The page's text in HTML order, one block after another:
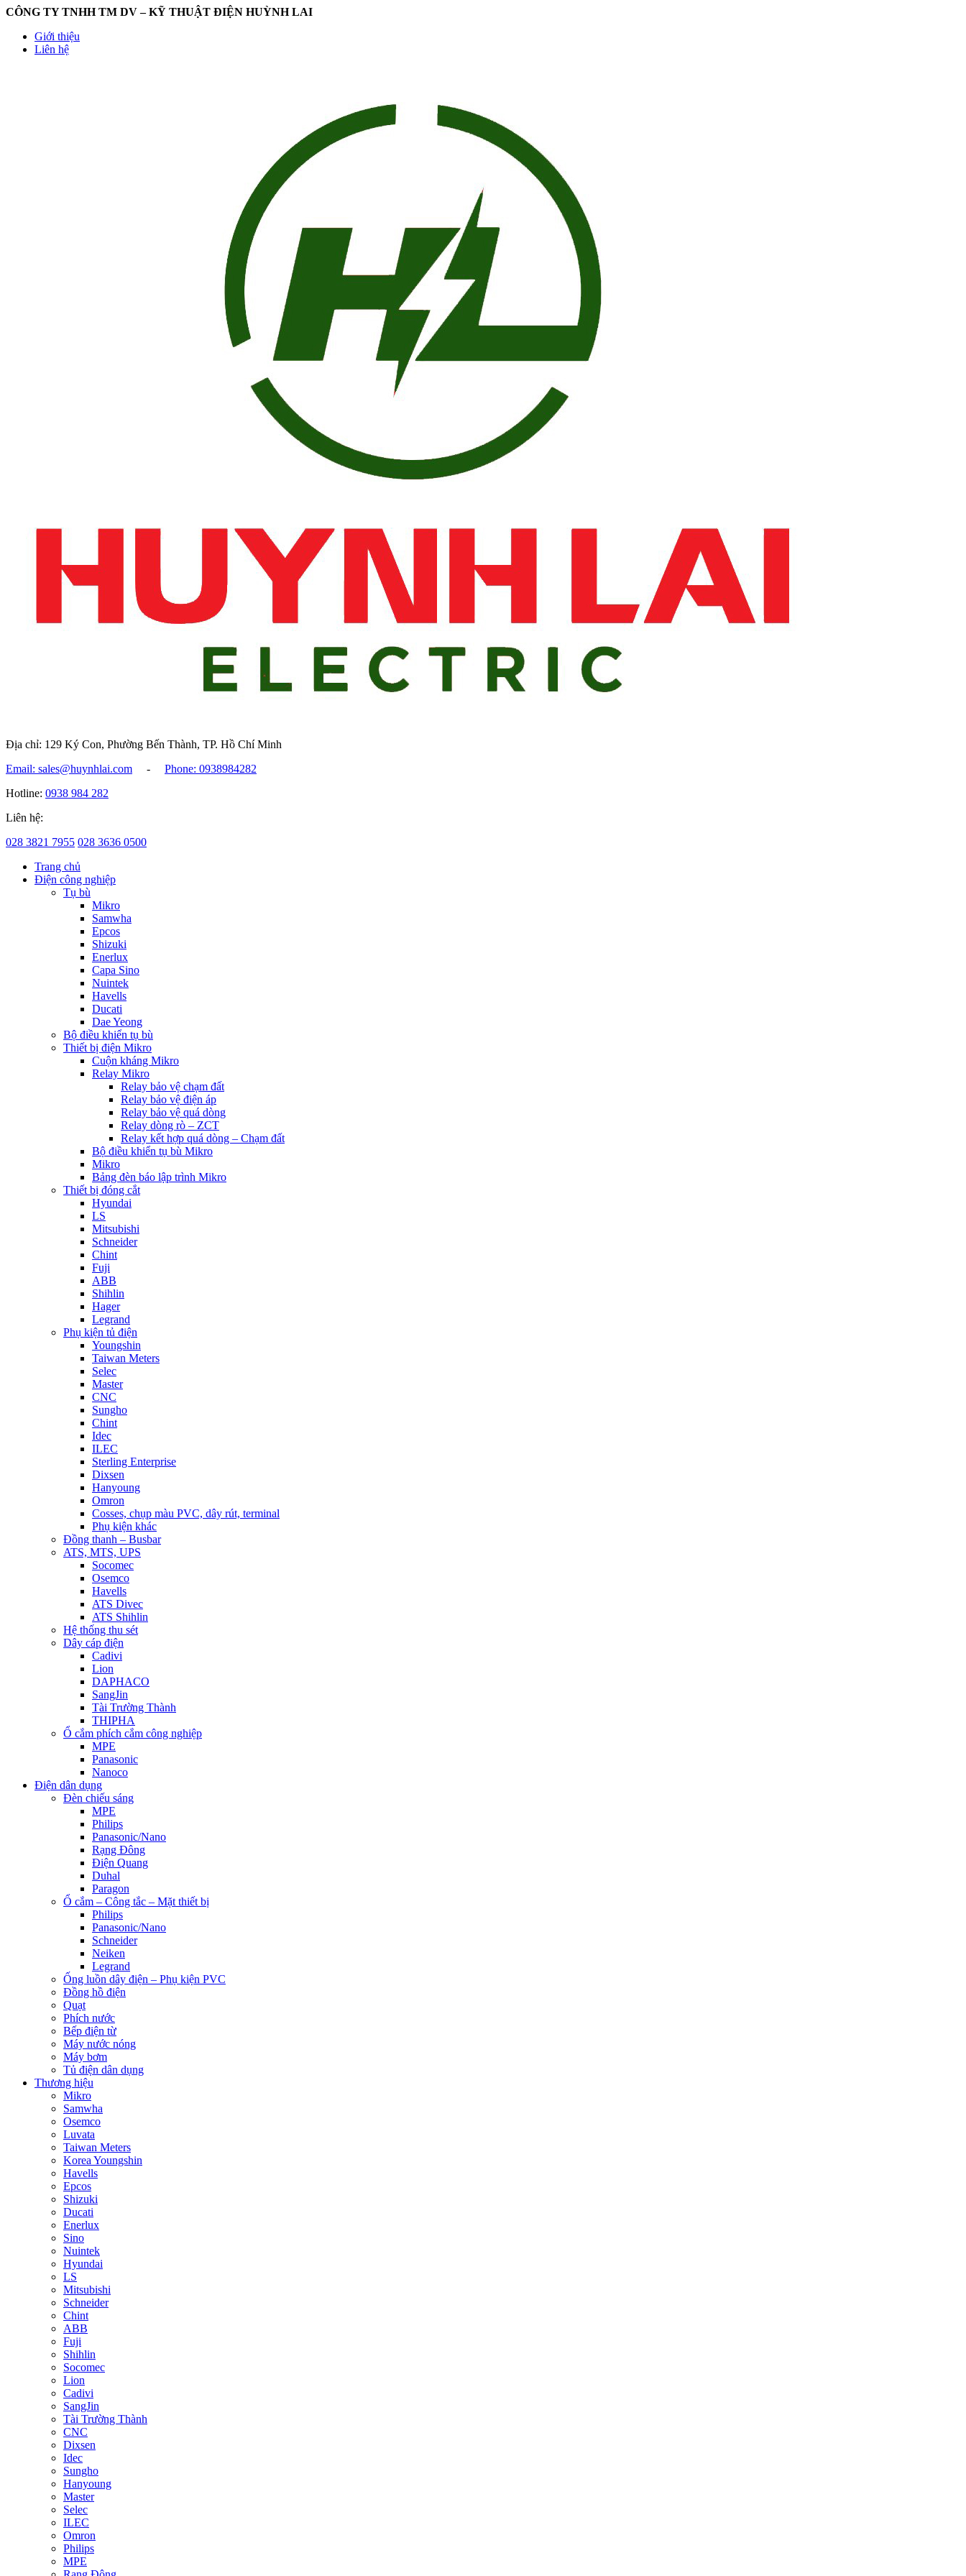
CÔNG TY TNHH TM DV – KỸ THUẬT ĐIỆN HUỲNH LAI
Giới thiệu
Liên hệ
Địa chỉ: 129 Ký Con, Phường Bến Thành, TP. Hồ Chí Minh
Email: sales@huynhlai.com
-
Phone: 0938984282
Hotline: 0938 984 282
Liên hệ:
028 3821 7955 028 3636 0500
Trang chủ
Điện công nghiệp
Tụ bù
Mikro
Samwha
Epcos
Shizuki
Enerlux
Capa Sino
Nuintek
Havells
Ducati
Dae Yeong
Bộ điều khiển tụ bù
Thiết bị điện Mikro
Cuộn kháng Mikro
Relay Mikro
Relay bảo vệ chạm đất
Relay bảo vệ điện áp
Relay bảo vệ quá dòng
Relay dòng rò – ZCT
Relay kết hợp quá dòng – Chạm đất
Bộ điều khiển tụ bù Mikro
Mikro
Bảng đèn báo lập trình Mikro
Thiết bị đóng cắt
Hyundai
LS
Mitsubishi
Schneider
Chint
Fuji
ABB
Shihlin
Hager
Legrand
Phụ kiện tủ điện
Youngshin
Taiwan Meters
Selec
Master
CNC
Sungho
Chint
Idec
ILEC
Sterling Enterprise
Dixsen
Hanyoung
Omron
Cosses, chụp màu PVC, dây rút, terminal
Phụ kiện khác
Đồng thanh – Busbar
ATS, MTS, UPS
Socomec
Osemco
Havells
ATS Divec
ATS Shihlin
Hệ thống thu sét
Dây cáp điện
Cadivi
Lion
DAPHACO
SangJin
Tài Trường Thành
THIPHA
Ổ cắm phích cắm công nghiệp
MPE
Panasonic
Nanoco
Điện dân dụng
Đèn chiếu sáng
MPE
Philips
Panasonic/Nano
Rạng Đông
Điện Quang
Duhal
Paragon
Ổ cắm – Công tắc – Mặt thiết bị
Philips
Panasonic/Nano
Schneider
Neiken
Legrand
Ống luồn dây điện – Phụ kiện PVC
Đồng hồ điện
Quạt
Phích nước
Bếp điện từ
Máy nước nóng
Máy bơm
Tủ điện dân dụng
Thương hiệu
Mikro
Samwha
Osemco
Luvata
Taiwan Meters
Korea Youngshin
Havells
Epcos
Shizuki
Ducati
Enerlux
Sino
Nuintek
Hyundai
LS
Mitsubishi
Schneider
Chint
ABB
Fuji
Shihlin
Socomec
Lion
Cadivi
SangJin
Tài Trường Thành
CNC
Dixsen
Idec
Sungho
Hanyoung
Master
Selec
ILEC
Omron
Philips
MPE